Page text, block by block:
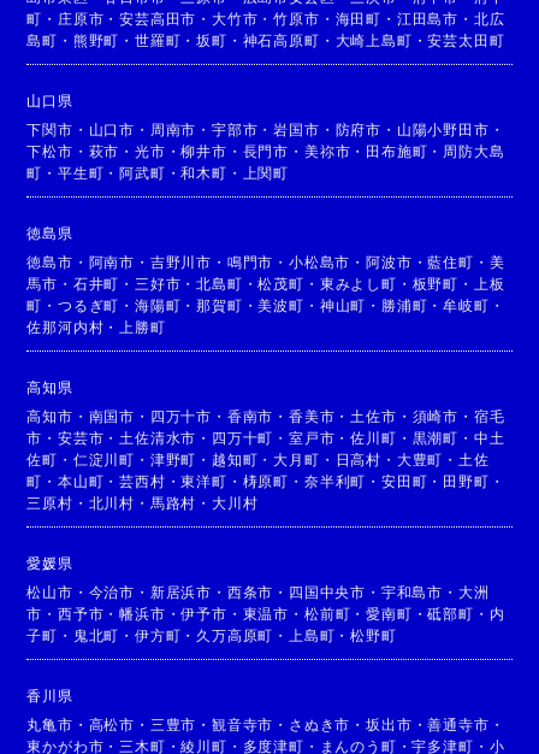
町 ・ 庄原市 ・安芸高田市 ・大竹市 ・竹原市 ・ 海田町 ・ 江田島市 ・ 北広
島町 ・ 熊野町 ・世羅町 ・坂町 ・ 神石高原町 ・ 大崎上島町 ・安芸太田町
山口県
下関市 ・ 山口市 ・ 周南市 ・宇部市 ・岩国市 ・ 防府市 ・ 山陽小野田市 ・
下松市 ・ 萩市 ・光市 ・柳井市 ・ 長門市 ・ 美祢市 ・ 田布施町 ・ 周防大島
町 ・平生町 ・阿武町 ・和木町 ・ 上関町
徳島県
徳島市 ・ 阿南市 ・ 吉野川市 ・ 鳴門市 ・小松島市 ・阿波市 ・藍住町 ・ 美
馬市 ・ 石井町 ・三好市 ・北島町 ・松茂町 ・ 東みよし町 ・ 板野町 ・ 上板
町 ・つるぎ町 ・海陽町 ・那賀町 ・美波町 ・ 神山町 ・ 勝浦町 ・牟岐町 ・
佐那河内村 ・上勝町
高知県
高知市 ・ 南国市 ・ 四万十市 ・ 香南市 ・香美市 ・土佐市 ・ 須崎市 ・ 宿毛
市 ・安芸市 ・土佐清水市 ・ 四万十町 ・室戸市 ・佐川町 ・ 黒潮町 ・ 中土
佐町 ・ 仁淀川町 ・ 津野町 ・ 越知町 ・大月町 ・ 日高村 ・ 大豊町 ・ 土佐
町 ・本山町 ・芸西村 ・東洋町 ・ 梼原町 ・ 奈半利町 ・ 安田町 ・ 田野町 ・
三原村 ・ 北川村 ・ 馬路村 ・大川村
愛媛県
松山市 ・ 今治市 ・ 新居浜市 ・ 西条市 ・ 四国中央市 ・ 宇和島市 ・ 大洲
市 ・西予市 ・幡浜市 ・伊予市 ・ 東温市 ・ 松前町 ・愛南町 ・砥部町 ・ 内
子町 ・ 鬼北町 ・伊方町 ・ 久万高原町 ・上島町 ・松野町
香川県
丸亀市 ・ 高松市 ・ 三豊市 ・観音寺市 ・ さぬき市 ・坂出市 ・善通寺市 ・
東かがわ市 ・三木町 ・綾川町 ・ 多度津町 ・ まんのう町 ・宇多津町 ・ 小